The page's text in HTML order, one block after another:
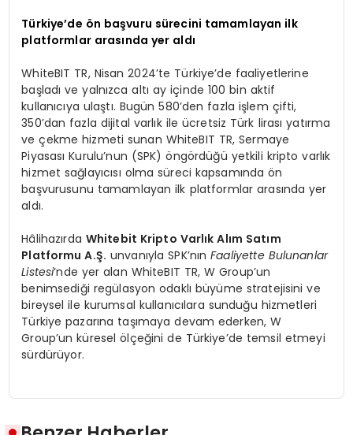
Türkiye’de ön başvuru sürecini tamamlayan ilk
platformlar arasında yer aldı
WhiteBIT TR, Nisan 2024’te Türkiye’de faaliyetlerine
başladı ve yalnızca altı ay içinde 100 bin aktif
kullanıcıya ulaştı. Bugün 580’den fazla işlem çifti,
350’dan fazla dijital varlık ile ücretsiz Türk lirası yatırma
ve çekme hizmeti sunan WhiteBIT TR, Sermaye
Piyasası Kurulu’nun (SPK) öngördüğü yetkili kripto varlık
hizmet sağlayıcısı olma süreci kapsamında ön
başvurusunu tamamlayan ilk platformlar arasında yer
aldı.
Hâlihazırda Whitebit Kripto Varlık Alım Satım
Platformu A.Ş. unvanıyla SPK’nınFaaliyette Bulunanlar
Listesi‘nde yer alan WhiteBIT TR, W Group’un
benimsediği regülasyon odaklı büyüme stratejisini ve
bireysel ile kurumsal kullanıcılara sunduğu hizmetleri
Türkiye pazarına taşımaya devam ederken, W
Group’un küresel ölçeğini de Türkiye’de temsil etmeyi
sürdürüyor.